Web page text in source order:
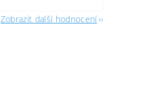
Zobrazit další hodnocení